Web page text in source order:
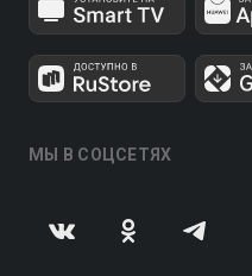
МЫ В СОЦСЕТЯХ